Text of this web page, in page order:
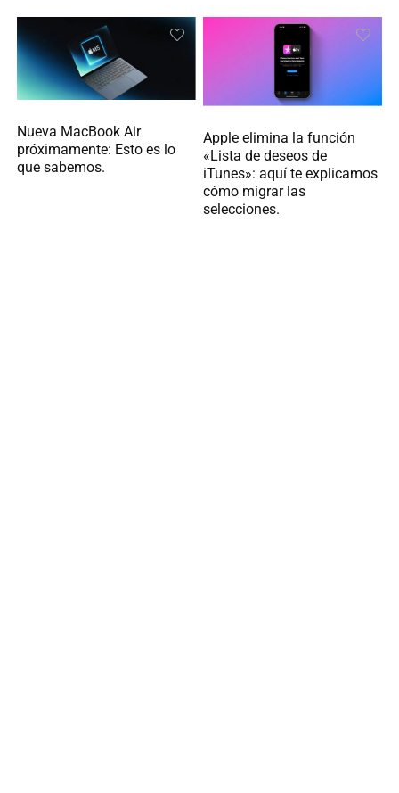
Nueva MacBook Air
próximamente: Esto es lo
que sabemos.
Apple elimina la función
«Lista de deseos de
iTunes»: aquí te explicamos
cómo migrar las
selecciones.